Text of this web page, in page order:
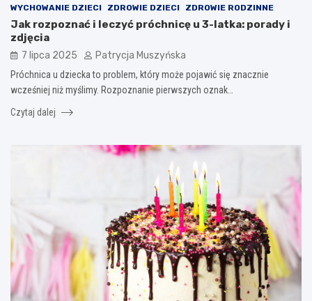
WYCHOWANIE DZIECI
ZDROWIE DZIECI ZDROWIE RODZINNE
Jak rozpoznać i leczyć próchnicę u 3-latka: porady i
zdjęcia
7 lipca 2025 Patrycja Muszyńska
Próchnica u dziecka to problem, który może pojawić się znacznie
wcześniej niż myślimy. Rozpoznanie pierwszych oznak…
Czytaj dalej